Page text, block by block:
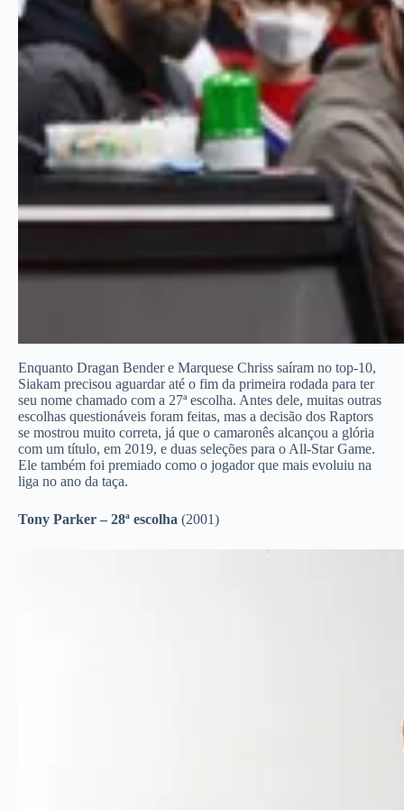
Enquanto Dragan Bender e Marquese Chriss saíram no top-10,
Siakam precisou aguardar até o fim da primeira rodada para ter
seu nome chamado com a 27ª escolha. Antes dele, muitas outras
escolhas questionáveis foram feitas, mas a decisão dos Raptors
se mostrou muito correta, já que o camaronês alcançou a glória
com um título, em 2019, e duas seleções para o All-Star Game.
Ele também foi premiado como o jogador que mais evoluiu na
liga no ano da taça.
Tony Parker – 28ª escolha (2001)